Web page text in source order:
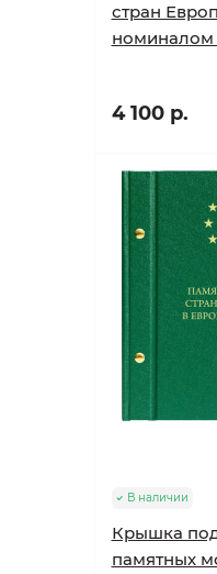
стран
номиналом
4 100 р.
В наличии
Крышка
памятных